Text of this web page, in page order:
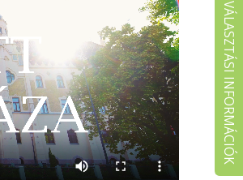
VÁLASZTÁSI INFORMÁCIÓK